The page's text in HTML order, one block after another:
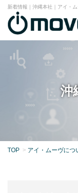
新着情報｜沖縄本社｜アイ・
沖
TOP アイ・ムーヴにつ